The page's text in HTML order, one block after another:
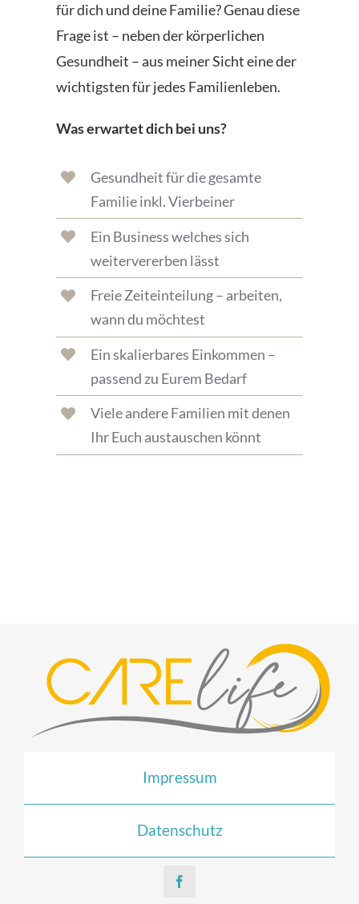
für dich und deine Familie? Genau diese
Frage ist – neben der körperlichen
Gesundheit – aus meiner Sicht eine der
wichtigsten für jedes Familienleben.
Was erwartet dich bei uns?
Gesundheit für die gesamte
Familie inkl. Vierbeiner
Ein Business welches sich
weitervererben lässt
Freie Zeiteinteilung – arbeiten,
wann du möchtest
Ein skalierbares Einkommen –
passend zu Eurem Bedarf
Viele andere Familien mit denen
Ihr Euch austauschen könnt
Impressum
Datenschutz